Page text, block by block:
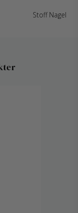
Stoff Nagel